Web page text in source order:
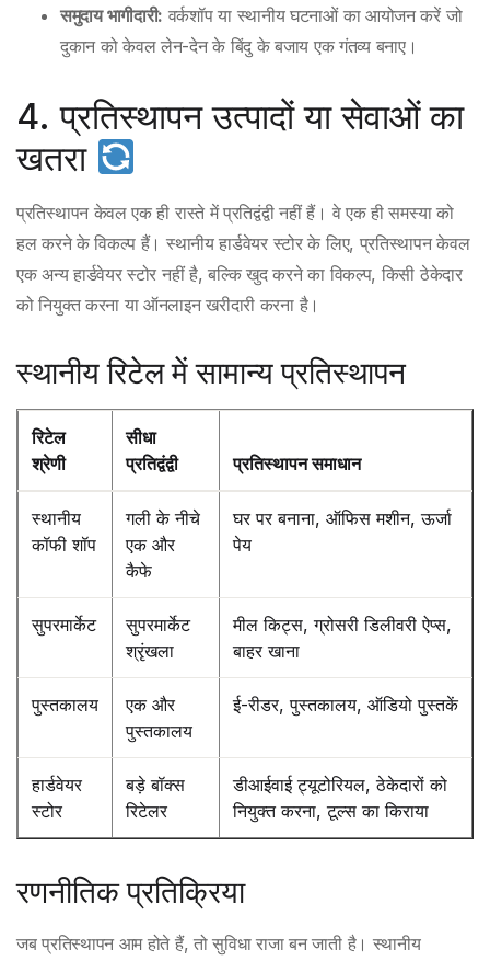
समुदाय भागीदारी: वर्कशॉप या स्थानीय घटनाओं का आयोजन करें जो
दुकान को केवल लेन-देन के बिंदु के बजाय एक गंतव्य बनाए।
4. प्रतिस्थापन उत्पादों या सेवाओं का
खतरा
प्रतिस्थापन केवल एक ही रास्ते में प्रतिद्वंद्वी नहीं हैं। वे एक ही समस्या को
हल करने के विकल्प हैं। स्थानीय हार्डवेयर स्टोर के लिए, प्रतिस्थापन केवल
एक अन्य हार्डवेयर स्टोर नहीं है, बल्कि खुद करने का विकल्प, किसी ठेकेदार
को नियुक्त करना या ऑनलाइन खरीदारी करना है।
स्थानीय रिटेल में सामान्य प्रतिस्थापन
रिटेल
श्रेणी
सीधा
प्रतिद्वंद्वी
प्रतिस्थापन समाधान
स्थानीय
कॉफी शॉप
गली के नीचे
एक और
कैफे
घर पर बनाना, ऑफिस मशीन, ऊर्जा
पेय
सुपरमार्केट
सुपरमार्केट
श्रृंखला
मील किट्स, ग्रोसरी डिलीवरी ऐप्स,
बाहर खाना
पुस्तकालय
एक और
पुस्तकालय
ई-रीडर, पुस्तकालय, ऑडियो पुस्तकें
हार्डवेयर
स्टोर
बड़े बॉक्स
रिटेलर
डीआईवाई ट्यूटोरियल, ठेकेदारों को
नियुक्त करना, टूल्स का किराया
रणनीतिक प्रतिक्रिया
जब प्रतिस्थापन आम होते हैं, तो सुविधा राजा बन जाती है। स्थानीय